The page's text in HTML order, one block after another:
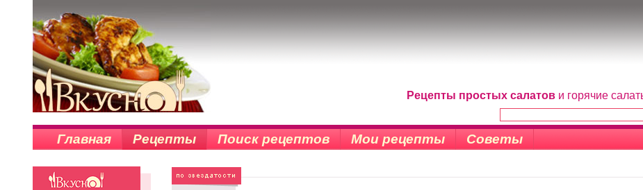
Рецепты простых салатов и горячие
Главная Рецепты Поиск рецептов Мои рецепты Советы